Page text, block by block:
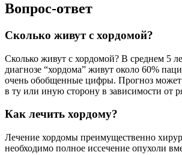
Вопрос-ответ
Сколько живут с хордомой?
Сколько живут с хордомой? В среднем 5
диагнозе “хордома” живут около 60%
очень обобщенные цифры. Прогноз может
в ту или иную сторону в зависимости от
Как лечить хордому?
Лечение хордомы преимущественно
необходимо полное иссечение опухоли